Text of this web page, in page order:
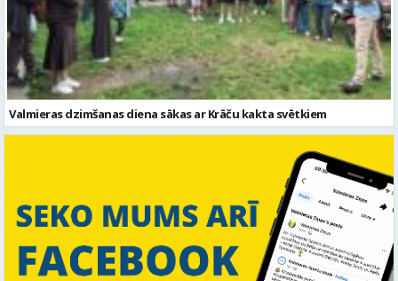
Valmieras dzimšanas diena sākas ar Krāču kakta svētkiem